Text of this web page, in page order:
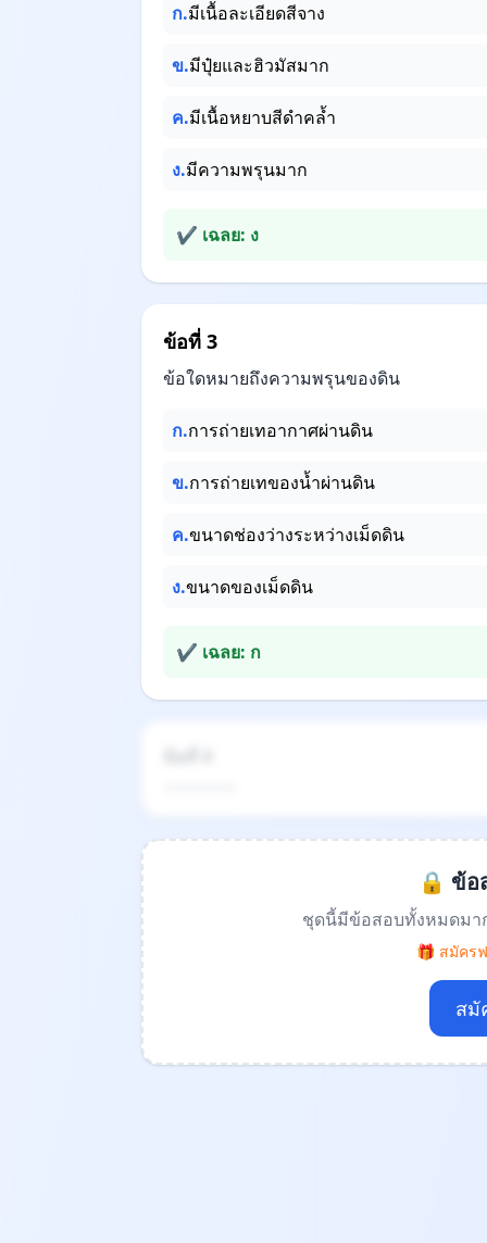
ก.มีเนื้อละเอียดสีจาง
ข.มีปุ๋ยและฮิวมัสมาก
ค.มีเนื้อหยาบสีดำคล้ำ
ง.มีความพรุนมาก
✔ เฉลย: ง
ข้อที่ 3
ข้อใดหมายถึงความพรุนของดิน
ก.การถ่ายเทอากาศผ่านดิน
ข.การถ่ายเทของน้ำผ่านดิน
ค.ขนาดช่องว่างระหว่างเม็ดดิน
ง.ขนาดของเม็ดดิน
✔ เฉลย: ก
🔒 ข้อ
ชุดนี้มีข้อสอบทั้งหมดมา
🎁 สมัคร
สมั